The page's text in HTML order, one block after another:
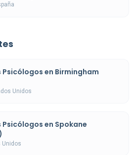
Psicólogos en Birmingham
Unidos
Psicólogos en Spokane
Unidos